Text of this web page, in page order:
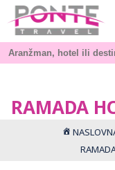
RAMADA